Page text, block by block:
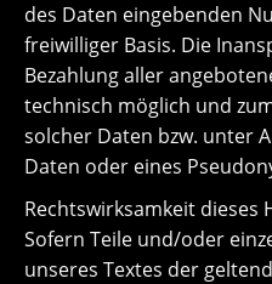
des Daten eingebenden
freiwilliger Basis. Die
Bezahlung aller
technisch möglich und
solcher Daten bzw. unter
Daten oder eines
Rechtswirksamkeit dieses
Sofern Teile und/oder
unseres Textes der